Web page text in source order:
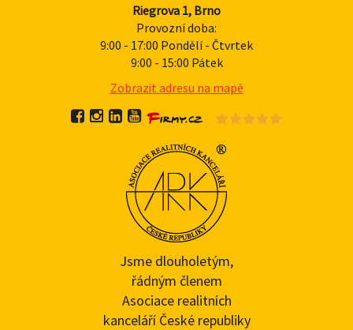
Riegrova 1, Brno
Provozní doba:
9:00 - 17:00 Pondělí - Čtvrtek
9:00 - 15:00 Pátek
Zobrazit adresu na mapě
Jsme dlouholetým,
řádným členem
Asociace realitních
kanceláří České republiky